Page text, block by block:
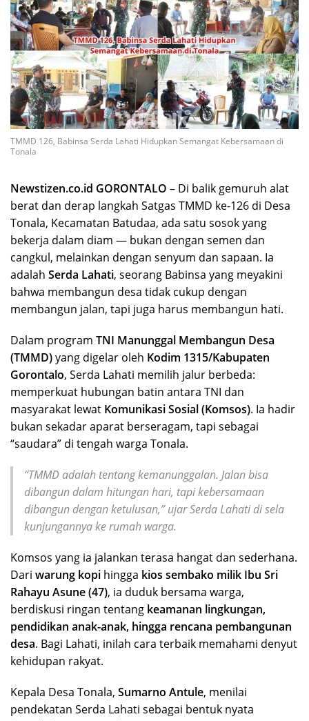
TMMD 126, Babinsa Serda Lahati Hidupkan Semangat Kebersamaan di
Tonala
Newstizen.co.id GORONTALO – Di balik gemuruh alat
berat dan derap langkah Satgas TMMD ke-126 di Desa
Tonala, Kecamatan Batudaa, ada satu sosok yang
bekerja dalam diam — bukan dengan semen dan
cangkul, melainkan dengan senyum dan sapaan. Ia
adalah Serda Lahati, seorang Babinsa yang meyakini
bahwa membangun desa tidak cukup dengan
membangun jalan, tapi juga harus membangun hati.
Dalam program TNI Manunggal Membangun Desa
(TMMD)yang digelar oleh Kodim 1315/Kabupaten
Gorontalo, Serda Lahati memilih jalur berbeda:
memperkuat hubungan batin antara TNI dan
masyarakat lewat Komunikasi Sosial (Komsos). Ia hadir
bukan sekadar aparat berseragam, tapi sebagai
“saudara” di tengah warga Tonala.
“TMMD adalah tentang kemanunggalan. Jalan bisa
dibangun dalam hitungan hari, tapi kebersamaan
dibangun dengan ketulusan,” ujar Serda Lahati di sela
kunjungannya ke rumah warga.
Komsos yang ia jalankan terasa hangat dan sederhana.
Dari warung kopi hingga kios sembako milik Ibu Sri
Rahayu Asune (47), ia duduk bersama warga,
berdiskusi ringan tentang keamanan lingkungan,
pendidikan anak-anak, hingga rencana pembangunan
desa. Bagi Lahati, inilah cara terbaik memahami denyut
kehidupan rakyat.
Kepala Desa Tonala, Sumarno Antule, menilai
pendekatan Serda Lahati sebagai bentuk nyata